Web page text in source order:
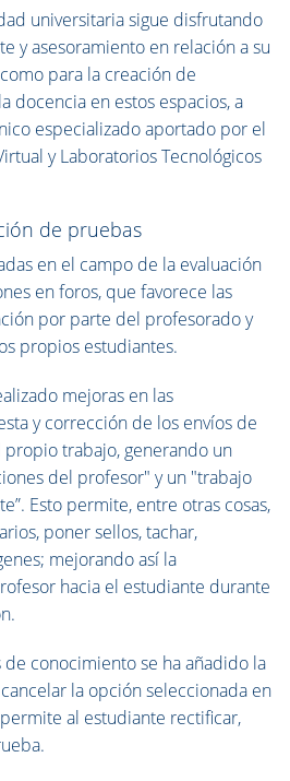
universitaria sigue disfrutando
y asesoramiento en relación a su
para la creación de
docencia en estos espacios, a
especializado aportado por el
y Laboratorios Tecnológicos
de pruebas
en el campo de la evaluación
en foros, que favorece las
por parte del profesorado y
propios estudiantes.
mejoras en las
y corrección de los envíos de
trabajo, generando un
del profesor" y un "trabajo
Esto permite, entre otras cosas,
poner sellos, tachar,
mejorando así la
hacia el estudiante durante
de conocimiento se ha añadido la
la opción seleccionada en
al estudiante rectificar,